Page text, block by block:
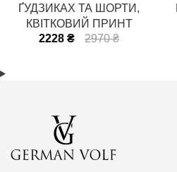
ҐУДЗИКАХ ТА ШОРТИ,
КВІТКОВИЙ ПРИНТ
2228 ₴
2970 ₴